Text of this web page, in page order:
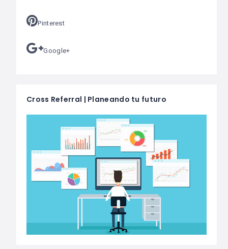
Pinterest
Google+
Cross Referral | Planeando tu futuro